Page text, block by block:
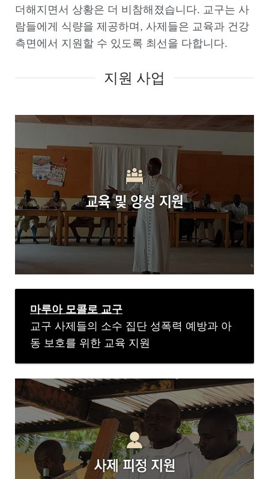
더해지면서 상황은 더 비참해졌습니다. 교구는 사
람들에게 식량을 제공하며, 사제들은 교육과 건강
측면에서 지원할 수 있도록 최선을 다합니다.
지원 사업
마루아 모콜로 교구
교구 사제들의 소수 집단 성폭력 예방과 아
동 보호를 위한 교육 지원